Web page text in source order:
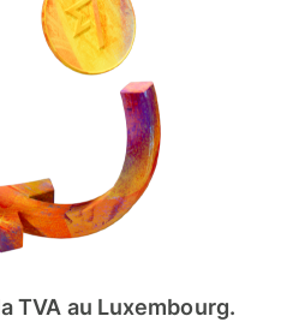
TVA au Luxembourg.